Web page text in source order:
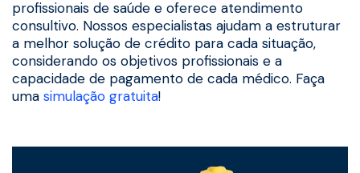
profissionais de saúde e oferece atendimento
consultivo. Nossos especialistas ajudam a estruturar
a melhor solução de crédito para cada situação,
considerando os objetivos profissionais e a
capacidade de pagamento de cada médico. Faça
uma simulação gratuita!